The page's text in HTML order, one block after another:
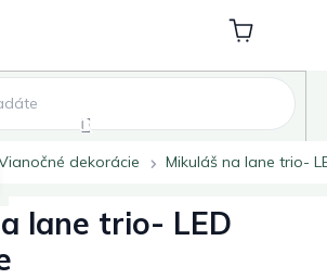
Nákupný
košík
dekorácie Mikuláš na lane trio-
lane trio- LED